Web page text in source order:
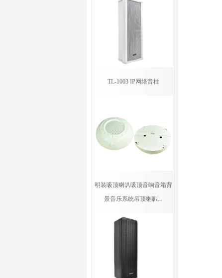
TL-1003 IP网络音柱
明装吸顶喇叭吸顶音响音箱背
景音乐系统吊顶喇叭...